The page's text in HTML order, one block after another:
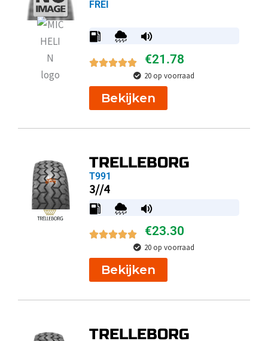
FREI
€21.78
20 op voorraad
Bekijken
TRELLEBORG
T991
3//4
€23.30
20 op voorraad
Bekijken
TRELLEBORG